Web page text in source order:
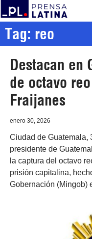
Tag: reo
Destacan en
de octavo
Fraijanes
enero 30, 2026
Ciudad de Guatemala,
presidente de
la captura del octavo
prisión capitalina,
Gobernación (Mingob)